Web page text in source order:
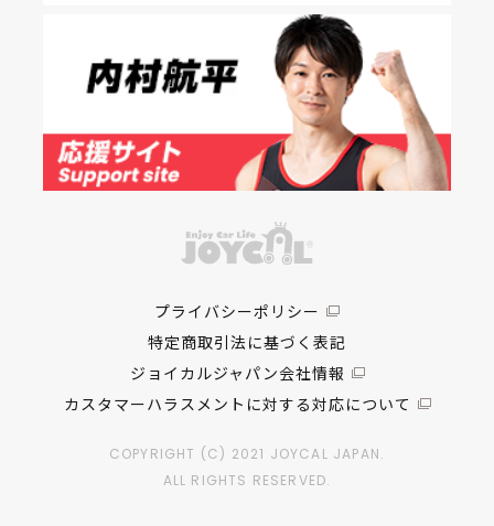
プライバシーポリシー
特定商取引法に基づく表記
ジョイカルジャパン会社情報
カスタマーハラスメントに対する対応について
COPYRIGHT (C) 2021 JOYCAL JAPAN.
ALL RIGHTS RESERVED.